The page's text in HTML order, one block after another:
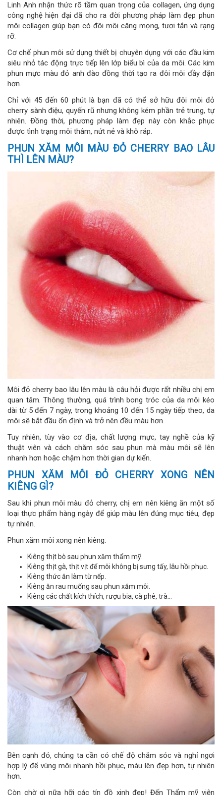
Linh Anh nhận thức rõ tầm quan trọng của collagen, ứng dụng
công nghệ hiện đại đã cho ra đời phương pháp làm đẹp phun
môi collagen giúp bạn có đôi môi căng mọng, tươi tắn và rạng
rỡ.
Cơ chế phun môi sử dụng thiết bị chuyên dụng với các đầu kim
siêu nhỏ tác động trực tiếp lên lớp biểu bì của da môi. Các kim
phun mực màu đỏ anh đào đồng thời tạo ra đôi môi đầy đặn
hơn.
Chỉ với 45 đến 60 phút là bạn đã có thể sở hữu đôi môi đỏ
cherry sành điệu, quyến rũ nhưng không kém phần trẻ trung, tự
nhiên. Đồng thời, phương pháp làm đẹp này còn khắc phục
được tình trạng môi thâm, nứt nẻ và khô ráp.
PHUN XĂM MÔI MÀU ĐỎ CHERRY BAO LÂU
THÌ LÊN MÀU?
Môi đỏ cherry bao lâu lên màu là câu hỏi được rất nhiều chị em
quan tâm. Thông thường, quá trình bong tróc của da môi kéo
dài từ 5 đến 7 ngày, trong khoảng 10 đến 15 ngày tiếp theo, da
môi sẽ bắt đầu ổn định và trở nên đều màu hơn.
Tuy nhiên, tùy vào cơ địa, chất lượng mực, tay nghề của kỹ
thuật viên và cách chăm sóc sau phun mà màu môi sẽ lên
nhanh hơn hoặc chậm hơn thời gian dự kiến.
PHUN XĂM MÔI ĐỎ CHERRY XONG NÊN
KIÊNG GÌ?
Sau khi phun môi màu đỏ cherry, chị em nên kiêng ăn một số
loại thực phẩm hàng ngày để giúp màu lên đúng mục tiêu, đẹp
tự nhiên.
Phun xăm môi xong nên kiêng:
Kiêng thịt bò sau phun xăm thẩm mỹ.
Kiêng thịt gà, thịt vịt để môi không bị sưng tấy, lâu hồi phục.
Kiêng thức ăn làm từ nếp.
Kiêng ăn rau muống sau phun xăm môi.
Kiêng các chất kích thích, rượu bia, cà phê, trà…
Bên cạnh đó, chúng ta cần có chế độ chăm sóc và nghỉ ngơi
hợp lý để vùng môi nhanh hồi phục, màu lên đẹp hơn, tự nhiên
hơn.
Còn chờ gì nữa hỡi các tín đồ xinh đẹp! Đến Thẩm mỹ viện